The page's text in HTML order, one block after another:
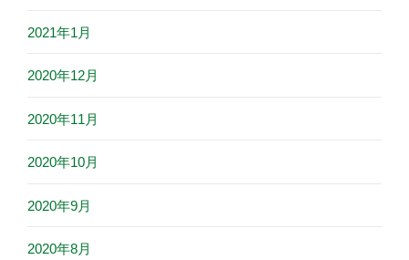
2021年1月
2020年12月
2020年11月
2020年10月
2020年9月
2020年8月